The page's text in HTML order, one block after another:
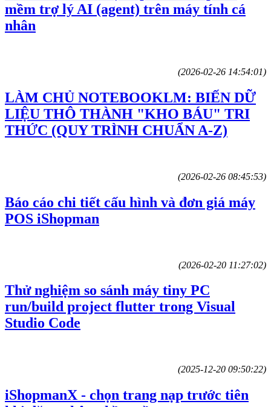
mềm trợ lý AI (agent) trên máy tính cá
nhân
(2026-02-26 14:54:01)
LÀM CHỦ NOTEBOOKLM: BIẾN DỮ
LIỆU THÔ THÀNH "KHO BÁU" TRI
THỨC (QUY TRÌNH CHUẨN A-Z)
(2026-02-26 08:45:53)
Báo cáo chi tiết cấu hình và đơn giá máy
POS iShopman
(2026-02-20 11:27:02)
Thử nghiệm so sánh máy tiny PC
run/build project flutter trong Visual
Studio Code
(2025-12-20 09:50:22)
iShopmanX - chọn trang nạp trước tiên